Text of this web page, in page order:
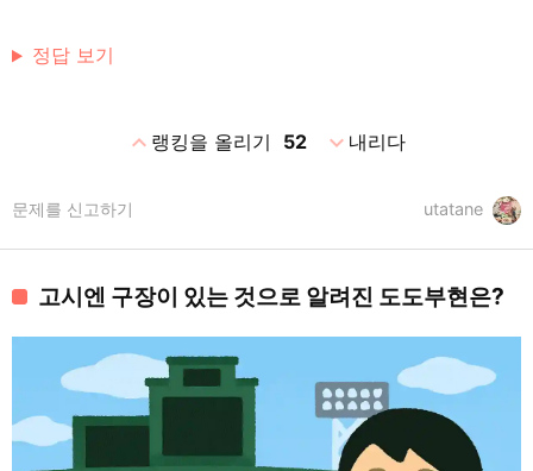
정답 보기
expand_less랭킹을 올리기 52 expand_more내리다
utatane
문제를 신고하기
고시엔 구장이 있는 것으로 알려진 도도부현은?